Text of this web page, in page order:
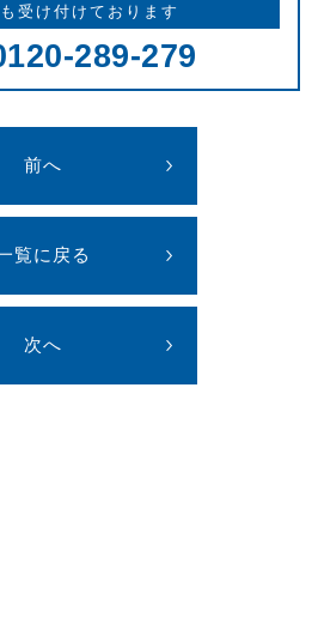
受け付けております
289-279
前へ
覧に戻る
次へ